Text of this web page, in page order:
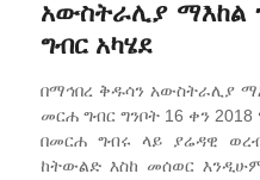
አውስትራሊያ ማእከል
ግብር አካሄደ
በማኅበረ ቅዱሳን አውስትራሊያ
መርሐ ግብር ግንቦት 16 ቀን 2018
በመርሐ ግብሩ ላይ ያሬዳዊ
ከትውልድ እስከ መሰወር